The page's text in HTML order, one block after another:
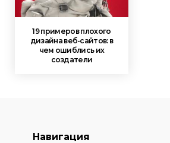
19 примеров плохого
дизайна веб-сайтов: в
чем ошиблись их
создатели
Навигация